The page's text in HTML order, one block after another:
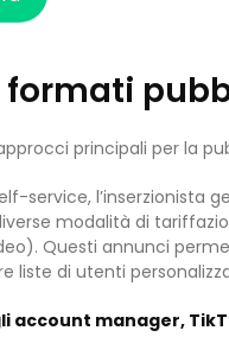
formati
principali per la
service, l’inserzionista
modalità di
Questi annunci
liste di utenti
account manager,